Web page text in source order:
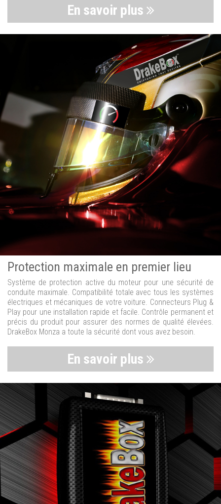
En savoir plus
Protection maximale en premier lieu
Système de protection active du moteur pour une sécurité de
conduite maximale. Compatibilité totale avec tous les systèmes
électriques et mécaniques de votre voiture. Connecteurs Plug &
Play pour une installation rapide et facile. Contrôle permanent et
précis du produit pour assurer des normes de qualité élevées.
DrakeBox Monza a toute la sécurité dont vous avez besoin.
En savoir plus